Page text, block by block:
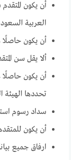
أن يكون
العربية
أن يكون حاصلًا
ألا يقل سن المتقدم
أن يكون حاصلًا
تحددها الهيئة
سداد رسوم
أن يكون
ارفاق جميع